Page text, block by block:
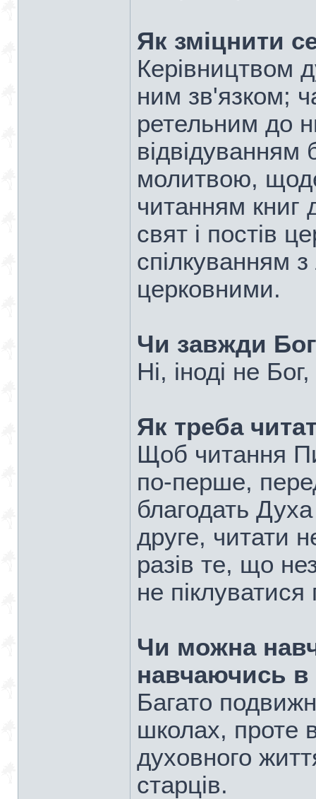
Як зміцнити
Керівництвом
ним зв'язком;
ретельним до
відвідуванням
молитвою,
читанням книг
свят і постів
спілкуванням
церковними.
Чи завжди
Ні, іноді не
Як треба
Щоб читання
по-перше,
благодать
друге, читати
разів те, що
не
Чи можна
навчаючись в
Багато
школах, проте
духовного
старців.